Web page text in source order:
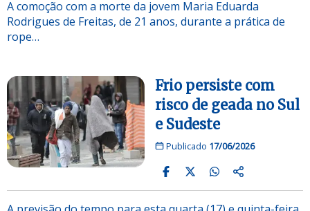
A comoção com a morte da jovem Maria Eduarda
Rodrigues de Freitas, de 21 anos, durante a prática de
rope…
Frio persiste com
risco de geada no Sul
e Sudeste
Publicado 17/06/2026